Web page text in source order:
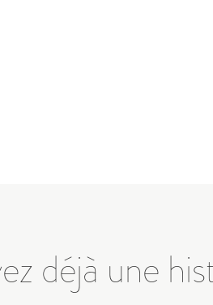
déjà une